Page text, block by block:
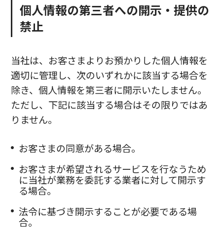
個人情報の第三者への開示・提供の
禁止
当社は、お客さまよりお預かりした個人情報を
適切に管理し、次のいずれかに該当する場合を
除き、個人情報を第三者に開示いたしません。
ただし、下記に該当する場合はその限りではあ
りません。
お客さまの同意がある場合。
お客さまが希望されるサービスを行なうため
に当社が業務を委託する業者に対して開示す
る場合。
法令に基づき開示することが必要である場
合。